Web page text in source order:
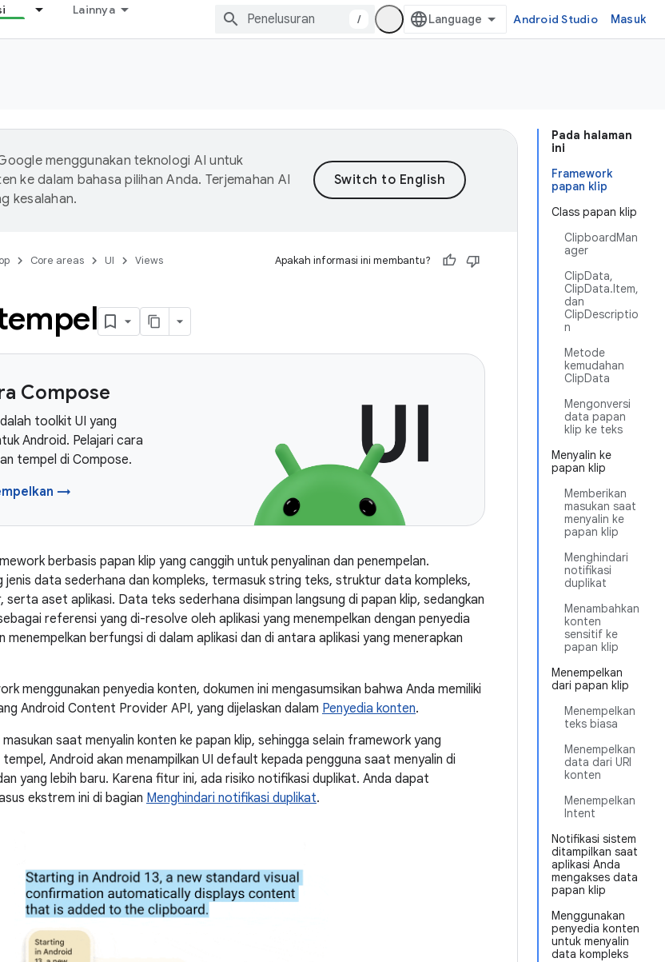
Lainnya
/ Android Studio Masuk
Pada halaman
ini
Framework
papan klip
Class papan klip
ClipboardMan
ager
ClipData,
ClipData.Item,
dan
ClipDescriptio
n
Metode
kemudahan
ClipData
Mengonversi
data papan
klip ke teks
Menyalin ke
papan klip
Memberikan
masukan saat
menyalin ke
papan klip
Menghindari
notifikasi
duplikat
Menambahkan
konten
sensitif ke
papan klip
Menempelkan
dari papan klip
Menempelkan
teks biasa
Menempelkan
data dari URI
konten
Menempelkan
Intent
Notifikasi sistem
ditampilkan saat
aplikasi Anda
mengakses data
papan klip
Menggunakan
penyedia konten
untuk menyalin
data kompleks
menggunakan teknologi AI untuk
ke dalam bahasa pilihan Anda. Terjemahan AI
kesalahan.
Core areas UI Views Apakah informasi ini membantu?
Compose
toolkit UI yang
Android. Pelajari cara
tempel di Compose.
→
berbasis papan klip yang canggih untuk penyalinan dan penempelan.
jenis data sederhana dan kompleks, termasuk string teks, struktur data kompleks,
serta aset aplikasi. Data teks sederhana disimpan langsung di papan klip, sedangkan
referensi yang di-resolve oleh aplikasi yang menempelkan dengan penyedia
menempelkan berfungsi di dalam aplikasi dan di antara aplikasi yang menerapkan
menggunakan penyedia konten, dokumen ini mengasumsikan bahwa Anda memiliki
Android Content Provider API, yang dijelaskan dalam Penyedia konten.
saat menyalin konten ke papan klip, sehingga selain framework yang
Android akan menampilkan UI default kepada pengguna saat menyalin di
yang lebih baru. Karena fitur ini, ada risiko notifikasi duplikat. Anda dapat
ekstrem ini di bagian Menghindari notifikasi duplikat.